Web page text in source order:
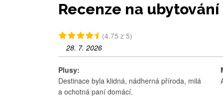
Recenze na ubytování
(4.75 z 5)
28. 7. 2026
Plusy:
Destinace byla klidná, nádherná příroda, milá
a ochotná paní domácí.